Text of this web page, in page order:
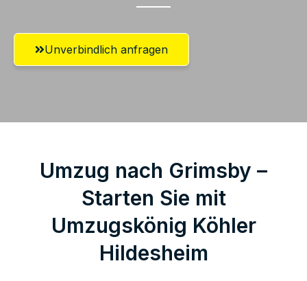
Unverbindlich anfragen
Umzug nach Grimsby –
Starten Sie mit
Umzugskönig Köhler
Hildesheim